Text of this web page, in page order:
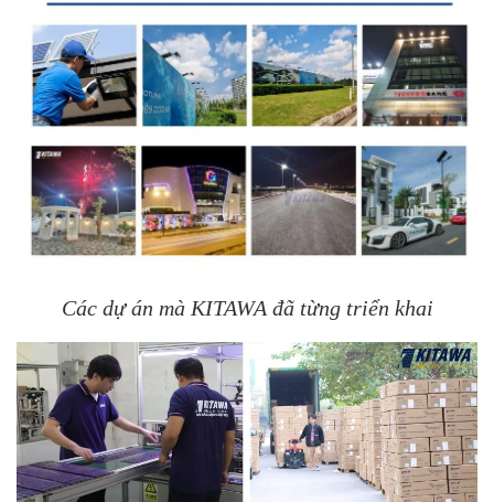
Các dự án mà KITAWA đã từng triển khai